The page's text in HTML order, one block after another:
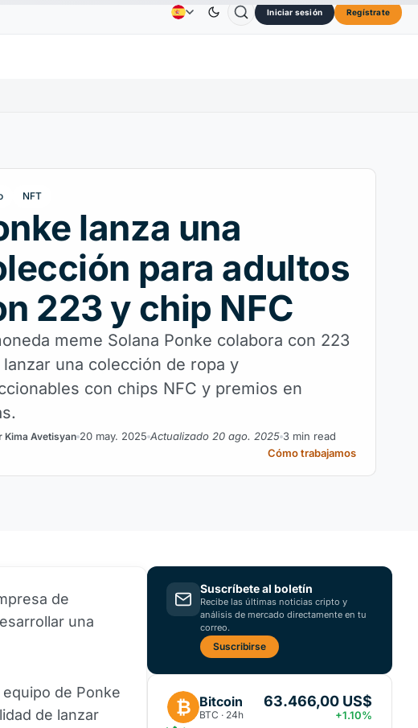
↑2.10% TRONTRX 0,3264 US$↓0.30% Dogecoin DOGE
ContactosQuiénes Somos Iniciar sesión Regístrate
NFT
lanza una
para adultos
223 y chip NFC
meme Solana Ponke colabora con 223
lanzar una colección de ropa y
con chips NFC y premios en
Kima Avetisyan 20 may. 2025 Actualizado 20 ago. 2025 3 min read
Cómo trabajamos
de
una
de Ponke
de lanzar
Suscríbete al boletín
Recibe las últimas noticias cripto y
análisis de mercado directamente en tu
correo.
Suscribirse
₿ Bitcoin
BTC · 24h
63.466,00 US$
+1.10%